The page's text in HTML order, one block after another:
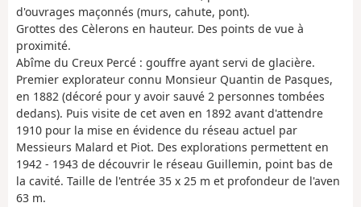
d'ouvrages maçonnés (murs, cahute, pont).
Grottes des Cèlerons en hauteur. Des points de vue à
proximité.
Abîme du Creux Percé : gouffre ayant servi de glacière.
Premier explorateur connu Monsieur Quantin de Pasques,
en 1882 (décoré pour y avoir sauvé 2 personnes tombées
dedans). Puis visite de cet aven en 1892 avant d'attendre
1910 pour la mise en évidence du réseau actuel par
Messieurs Malard et Piot. Des explorations permettent en
1942 - 1943 de découvrir le réseau Guillemin, point bas de
la cavité. Taille de l'entrée 35 x 25 m et profondeur de l'aven
63 m.